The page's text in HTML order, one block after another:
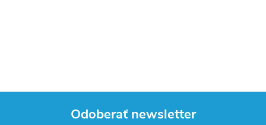
Odoberať newsletter